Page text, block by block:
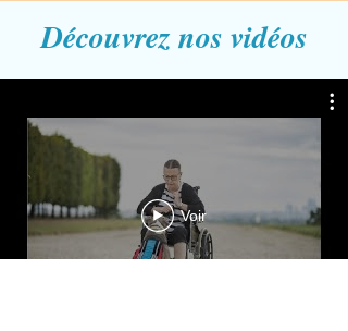
Découvrez nos vidéos
Voir